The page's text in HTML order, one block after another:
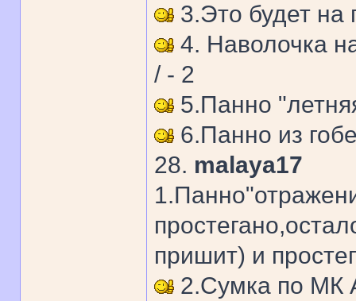
3.Это будет на
4. Наволочка
/ - 2
5.Панно
6.Панно из
28. malaya17
пришит) и
2.Сумка по МК